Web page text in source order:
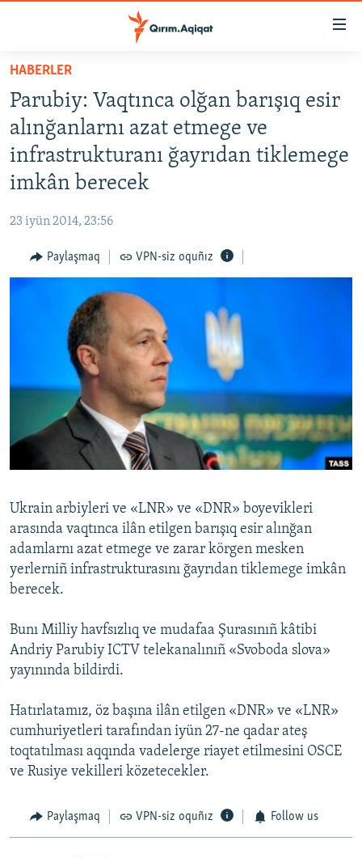
Esas
qaytmaq
Baş
navigatsiyağa
qaytmaq
Qıdıruvğa
HABERLER
SİYASET
İQTİSADİYAT
CEMİYET
İNSAN AQLARI
VİDEO
SÜRET
BLOGLAR
Русский
Українською
RFE/RS bütün saytları
HABERLER
Parubiy: Vaqtınca olğan barışıq esir
alınğanlarnı azat etmege ve
infrastrukturanı ğayrıdan tiklemege
imkân berecek
23 iyün 2014, 23:56
Paylaşmaq VPN-siz oquñız
Ukrain arbiyleri ve «LNR» ve «DNR» boyevikleri
arasında vaqtınca ilân etilgen barışıq esir alınğan
adamlarnı azat etmege ve zarar körgen mesken
yerlerniñ infrastrukturasını ğayrıdan tiklemege imkân
berecek.
Bunı Milliy havfsızlıq ve mudafaa Şurasınıñ kâtibi
Andriy Parubiy ICTV telekanalınıñ «Svoboda slova»
yayınında bildirdi.
Hatırlatamız, öz başına ilân etilgen «DNR» ve «LNR»
cumhuriyetleri tarafından iyün 27-ne qadar ateş
toqtatılması aqqında vadelerge riayet etilmesini OSCE
ve Rusiye vekilleri közetecekler.
Paylaşmaq VPN-siz oquñız Follow us